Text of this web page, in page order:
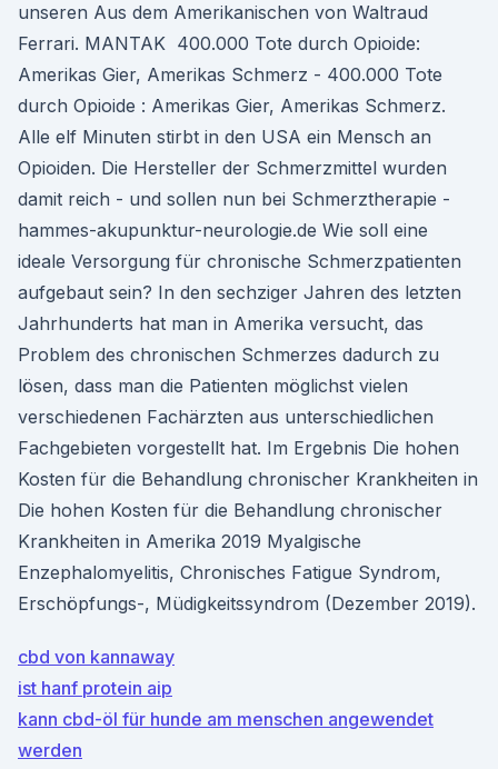
unseren Aus dem Amerikanischen von Waltraud
Ferrari. MANTAK 400.000 Tote durch Opioide:
Amerikas Gier, Amerikas Schmerz - 400.000 Tote
durch Opioide : Amerikas Gier, Amerikas Schmerz.
Alle elf Minuten stirbt in den USA ein Mensch an
Opioiden. Die Hersteller der Schmerzmittel wurden
damit reich - und sollen nun bei Schmerztherapie -
hammes-akupunktur-neurologie.de Wie soll eine
ideale Versorgung für chronische Schmerzpatienten
aufgebaut sein? In den sechziger Jahren des letzten
Jahrhunderts hat man in Amerika versucht, das
Problem des chronischen Schmerzes dadurch zu
lösen, dass man die Patienten möglichst vielen
verschiedenen Fachärzten aus unterschiedlichen
Fachgebieten vorgestellt hat. Im Ergebnis Die hohen
Kosten für die Behandlung chronischer Krankheiten in
Die hohen Kosten für die Behandlung chronischer
Krankheiten in Amerika 2019 Myalgische
Enzephalomyelitis, Chronisches Fatigue Syndrom,
Erschöpfungs-, Müdigkeitssyndrom (Dezember 2019).
cbd von kannaway
ist hanf protein aip
kann cbd-öl für hunde am menschen angewendet
werden